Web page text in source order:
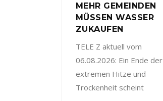
MEHR GEMEINDEN
MÜSSEN WASSER
ZUKAUFEN
TELE Z aktuell vom
06.08.2026: Ein Ende der
extremen Hitze und
Trockenheit scheint